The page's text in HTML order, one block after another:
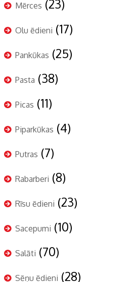
Mērces (23)
Olu ēdieni (17)
Pankūkas (25)
Pasta (38)
Picas (11)
Piparkūkas (4)
Putras (7)
Rabarberi (8)
Rīsu ēdieni (23)
Sacepumi (10)
Salāti (70)
Sēņu ēdieni (28)